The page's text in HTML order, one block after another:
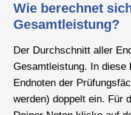
Wie berechnet
Gesamtleistung?
Der Durchschnitt aller
Gesamtleistung. In diese
Endnoten der
werden) doppelt ein. Für